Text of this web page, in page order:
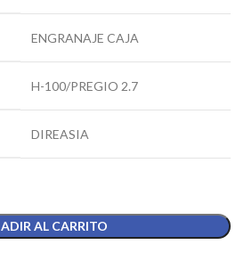
ENGRANAJE CAJA
H-100/PREGIO 2.7
DIREASIA
AL CARRITO